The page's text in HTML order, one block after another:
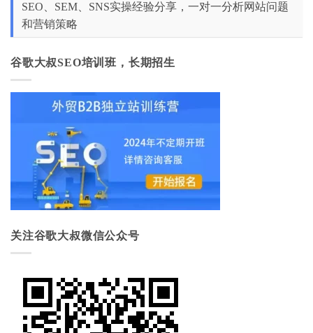
SEO、SEM、SNS实操经验分享，一对一分析网站问题
和营销策略
谷歌大叔SEO培训班，长期招生
关注谷歌大叔微信公众号